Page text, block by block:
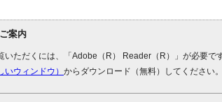
案内
いただくには、「Adobe（R） Reader（R）」が必要で
ウィンドウ） からダウンロード（無料）してください